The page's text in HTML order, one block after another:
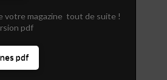
votre magazine tout de suite !
pdf
pdf